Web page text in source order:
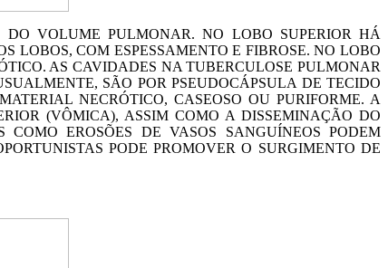
DO VOLUME PULMONAR. NO LOBO SUPERIOR HÁ
LOBOS, COM ESPESSAMENTO E FIBROSE. NO LOBO
AS CAVIDADES NA TUBERCULOSE PULMONAR
SÃO POR PSEUDOCÁPSULA DE TECIDO
NECRÓTICO, CASEOSO OU PURIFORME. A
(VÔMICA), ASSIM COMO A DISSEMINAÇÃO DO
EROSÕES DE VASOS SANGUÍNEOS PODEM
PODE PROMOVER O SURGIMENTO DE